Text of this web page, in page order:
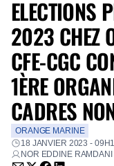
ELECTIONS
2023 CHEZ
CFE-CGC
1ÈRE
CADRES
ORANGE MARINE
18 JANVIER 2023 -
NOR EDDINE RAMDANI